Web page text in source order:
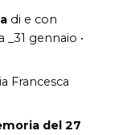
di e con
gennaio •
Francesca
del 27